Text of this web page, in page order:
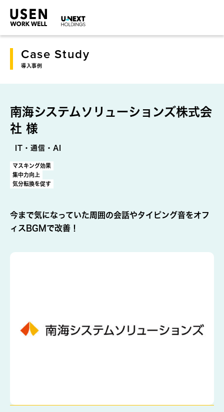
Case Study
導入事例
南海システムソリューションズ株式会
社 様
IT・通信・AI
マスキング効果
集中力向上
気分転換を促す
今まで気になっていた周囲の会話やタイピング音をオフ
ィスBGMで改善！